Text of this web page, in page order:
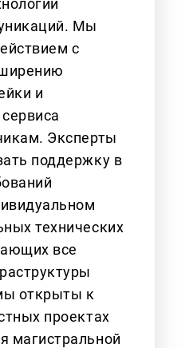
Мы
с
и
Эксперты
поддержку в
технических
все
открыты к
проектах
магистральной